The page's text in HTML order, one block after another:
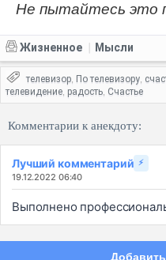
Не пытайтесь это
Жизненное Мысли
телевизор, По телевизору,
телевидение, радость, Счастье
Комментарии к анекдоту:
Лучший комментарий ⚡
19.12.2022 06:40
Выполнено